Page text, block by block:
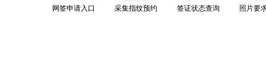
网签申请入口 采集指纹预约 签证状态查询 照片要